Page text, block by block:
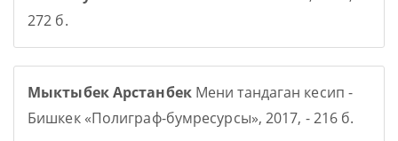
272 б.
Мыктыбек АрстанбекМени тандаган кесип -
Бишкек «Полиграф-бумресурсы», 2017, - 216 б.